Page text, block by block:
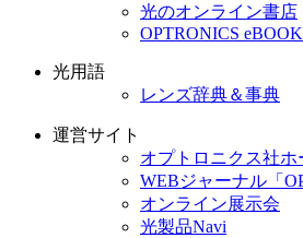
光のオンライン書店
OPTRONICS eBOOK
光用語
レンズ辞典＆事典
運営サイト
オプトロニクス社ホ
WEBジャーナル「
オンライン展示会
光製品Navi